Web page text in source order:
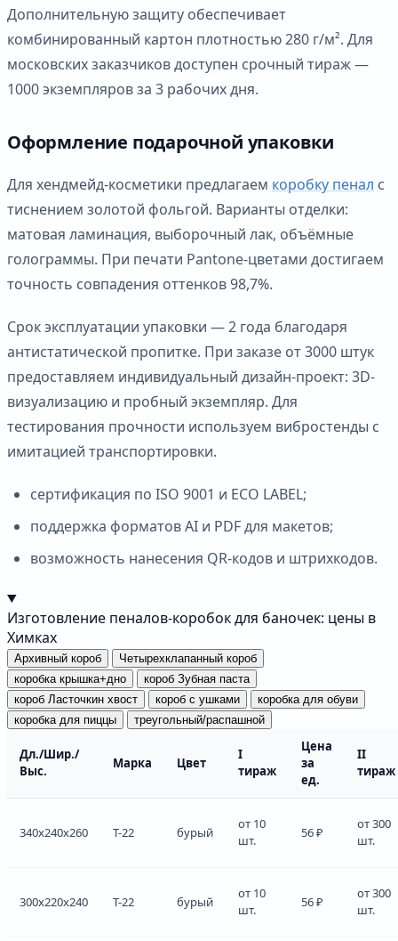
Дополнительную защиту обеспечивает
комбинированный картон плотностью 280 г/м². Для
московских заказчиков доступен срочный тираж —
1000 экземпляров за 3 рабочих дня.
Оформление подарочной упаковки
Для хендмейд-косметики предлагаем коробку пенал с
тиснением золотой фольгой. Варианты отделки:
матовая ламинация, выборочный лак, объёмные
голограммы. При печати Pantone-цветами достигаем
точность совпадения оттенков 98,7%.
Срок эксплуатации упаковки — 2 года благодаря
антистатической пропитке. При заказе от 3000 штук
предоставляем индивидуальный дизайн-проект: 3D-
визуализацию и пробный экземпляр. Для
тестирования прочности используем вибростенды с
имитацией транспортировки.
сертификация по ISO 9001 и ECO LABEL;
поддержка форматов AI и PDF для макетов;
возможность нанесения QR-кодов и штрихкодов.
Изготовление пеналов-коробок для баночек: цены в
Химках
Архивный короб
Четырехклапанный короб
коробка крышка+дно
короб Зубная паста
короб Ласточкин хвост
короб с ушками
коробка для обуви
коробка для пиццы
треугольный/распашной
Дл./Шир./
Выс.
Марка Цвет
I
тираж
Цена
за
ед.
II
тираж
340x240x260 Т-22 бурый
от 10
шт.
56 ₽
от 300
шт.
300x220x240 Т-22 бурый
от 10
шт.
56 ₽
от 300
шт.